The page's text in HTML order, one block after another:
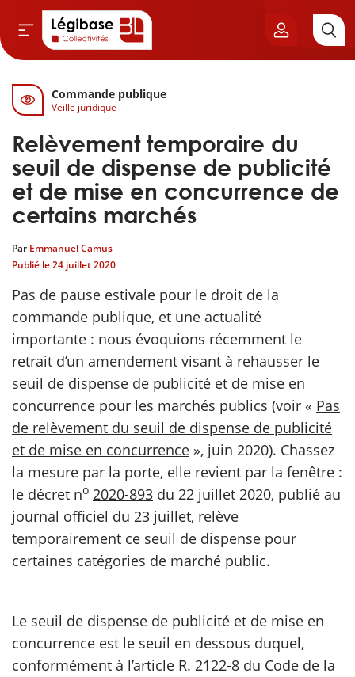
& Cimetières
& Élu local
& Finances locales
publique
Commande publique
Veille juridique
Relèvement temporaire du
seuil de dispense de publicité
et de mise en concurrence de
certains marchés
Par Emmanuel Camus
Publié le24 juillet 2020
Pas de pause estivale pour le droit de la
commande publique, et une actualité
importante : nous évoquions récemment le
retrait d’un amendement visant à rehausser le
seuil de dispense de publicité et de mise en
concurrence pour les marchés publics (voir « Pas
de relèvement du seuil de dispense de publicité
et de mise en concurrence », juin 2020). Chassez
la mesure par la porte, elle revient par la fenêtre :
le décret no 2020-893 du 22 juillet 2020, publié au
journal officiel du 23 juillet, relève
temporairement ce seuil de dispense pour
certaines catégories de marché public.
Le seuil de dispense de publicité et de mise en
concurrence est le seuil en dessous duquel,
conformément à l’article R. 2122-8 du Code de la